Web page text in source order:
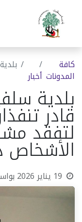
كافة
المدونات أخبار
بلدية
بلدية
قادر
لتفقد
الأشخاص
19 يناير 2026